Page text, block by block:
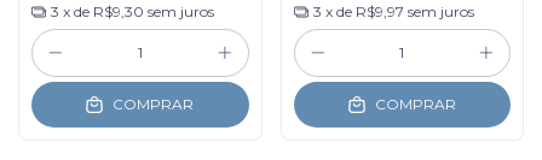
3 x de R$9,30 sem juros
COMPRAR
3 x de R$9,97 sem juros
COMPRAR